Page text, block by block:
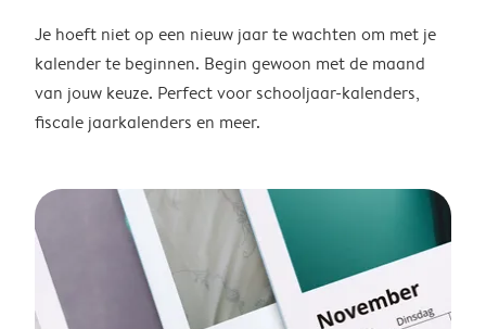
Je hoeft niet op een nieuw jaar te wachten om met je
kalender te beginnen. Begin gewoon met de maand
van jouw keuze. Perfect voor schooljaar-kalenders,
fiscale jaarkalenders en meer.